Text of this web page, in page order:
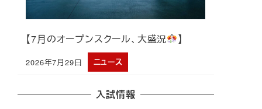
【7月のオープンスクール、大盛況 】
投稿日
2026年7月29日 ニュース
入試情報